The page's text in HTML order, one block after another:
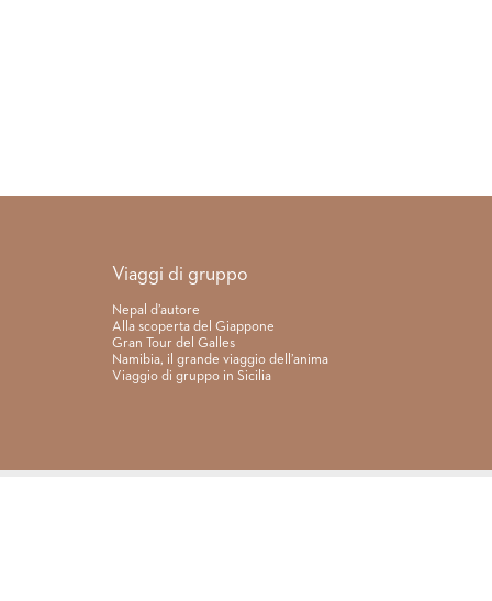
Viaggi di gruppo
Nepal d’autore
Alla scoperta del Giappone
Gran Tour del Galles
Namibia, il grande viaggio dell’anima
Viaggio di gruppo in Sicilia